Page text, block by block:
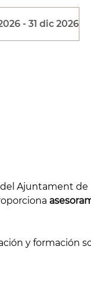
- 31 dic 2026
Ajuntament de
y formación